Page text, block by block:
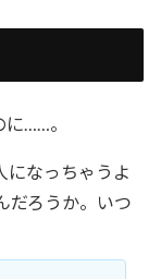
……。
になっちゃうよ
だろうか。いつ